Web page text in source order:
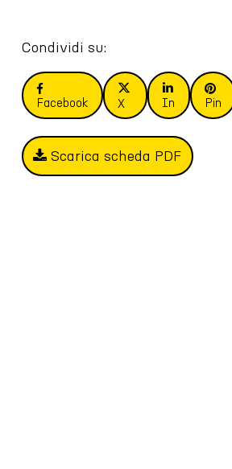
Condividi su:
Facebook X In Pin
Scarica scheda PDF